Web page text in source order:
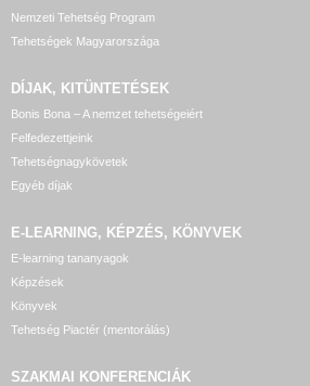
Nemzeti Tehetség Program
Tehetségek Magyarországa
DÍJAK, KITÜNTETÉSEK
Bonis Bona – A nemzet tehetségeiért
Felfedezettjeink
Tehetségnagykövetek
Egyéb díjak
E-LEARNING, KÉPZÉS, KÖNYVEK
E-learning tananyagok
Képzések
Könyvek
Tehetség Piactér (mentorálás)
SZAKMAI KONFERENCIÁK